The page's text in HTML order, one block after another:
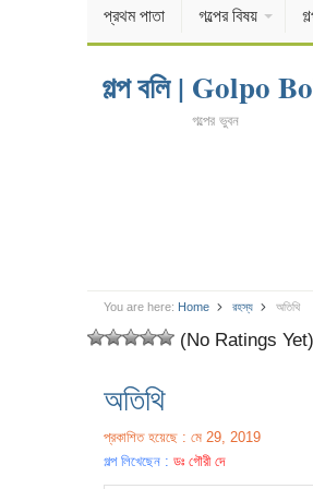
প্রথম পাতা গল্পের বিষয়
গল্প বলি | Golpo
গল্পের ভুবন
You are here: Home রহস্য অতিথি
(No Ratings Yet)
অতিথি
প্রকাশিত হয়েছে : মে 29, 2019
গল্প লিখেছেন : ডঃ গৌরী দে